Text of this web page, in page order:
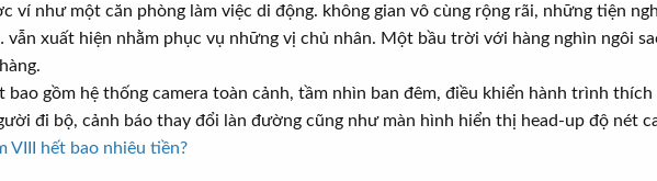
ví như một căn phòng làm việc di động. không gian vô cùng rộng rãi, những tiện
vẫn xuất hiện nhằm phục vụ những vị chủ nhân. Một bầu trời với hàng nghìn ngôi
bao gồm hệ thống camera toàn cảnh, tầm nhìn ban đêm, điều khiển hành trình thích
đi bộ, cảnh báo thay đổi làn đường cũng như màn hình hiển thị head-up độ nét
VIII hết bao nhiêu tiền?